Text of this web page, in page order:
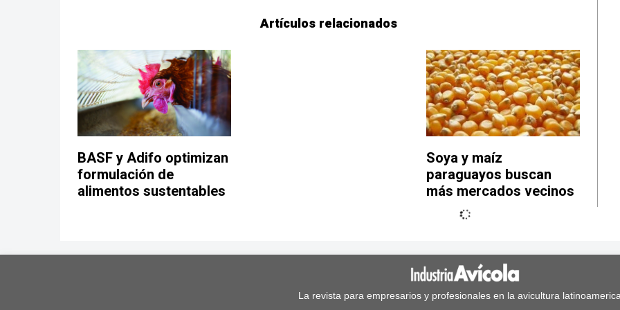
Artículos relacionados
BASF y Adifo optimizan
formulación de
alimentos sustentables
Soya y maíz
paraguayos buscan
más mercados vecinos
La revista para empresarios y profesionales en la avicultura